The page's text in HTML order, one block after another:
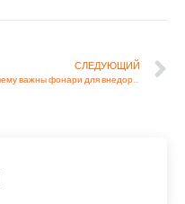
СЛЕДУЮЩИЙ
Почему важны фонари для внедорожников?